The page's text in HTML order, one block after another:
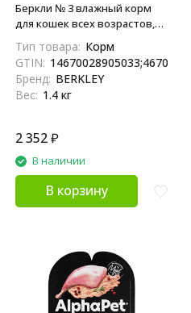
Беркли № 3 влажный корм
для кошек всех возрастов,
желе - 100 г х 14 шт
Тип товара: Корм
GTIN:
Бренд: BERKLEY
Вес: 1.4 кг
2 352₽
В наличии
В корзину